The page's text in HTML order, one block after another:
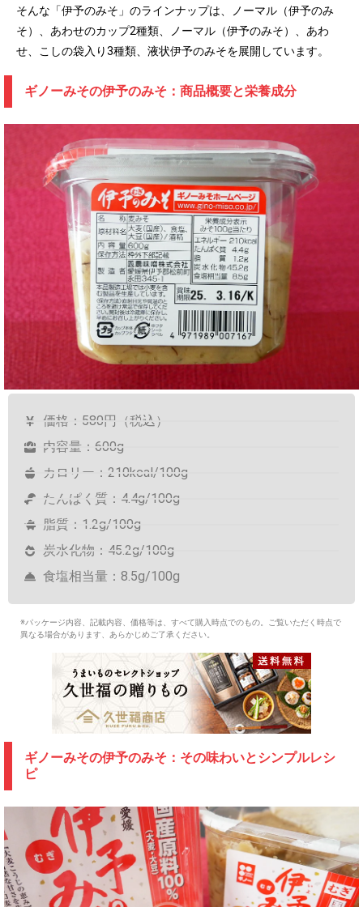
そんな「伊予のみそ」のラインナップは、ノーマル（伊予のみ
そ）、あわせのカップ2種類、ノーマル（伊予のみそ）、あわ
せ、こしの袋入り3種類、液状伊予のみそを展開しています。
ギノーみその伊予のみそ：商品概要と栄養成分
価格：580円（税込）
内容量：600g
カロリー：210kcal/100g
たんぱく質：4.4g/100g
脂質：1.2g/100g
炭水化物：45.2g/100g
食塩相当量：8.5g/100g
※パッケージ内容、記載内容、価格等は、すべて購入時点でのもの。ご覧いただく時点で
異なる場合があります、あらかじめご了承ください。
ギノーみその伊予のみそ：その味わいとシンプルレシ
ピ